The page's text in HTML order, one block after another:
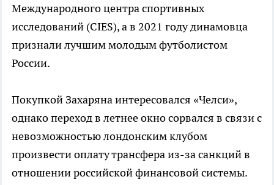
Международного центра спортивных
исследований (CIES), а в 2021 году динамовца
признали лучшим молодым футболистом
России.
Покупкой Захаряна интересовался «Челси»,
однако переход в летнее окно сорвался в связи с
невозможностью лондонским клубом
произвести оплату трансфера из-за санкций в
отношении российской финансовой системы.